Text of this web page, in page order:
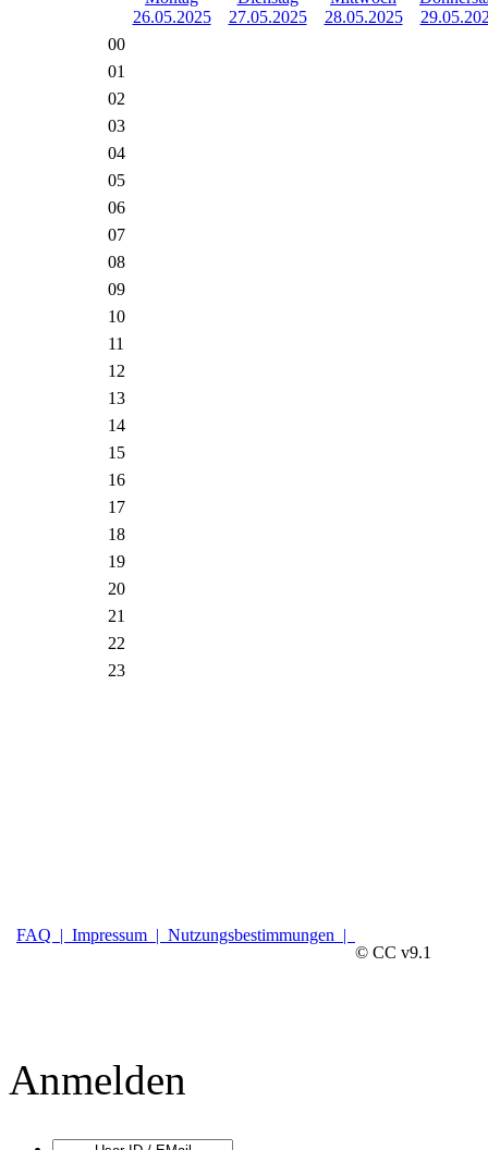
26.05.2025
27.05.2025
28.05.2025
00
01
02
03
04
05
06
07
08
09
10
11
12
13
14
15
16
17
18
19
20
21
22
23
FAQ | Impressum | Nutzungsbestimmungen |
© CC v9.1
Anmelden